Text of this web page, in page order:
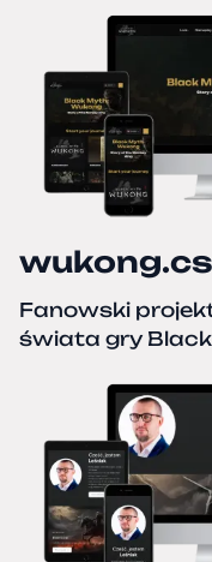
Fanowski
świata gry Black